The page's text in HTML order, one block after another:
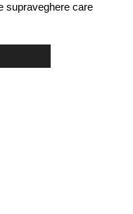
supraveghere care